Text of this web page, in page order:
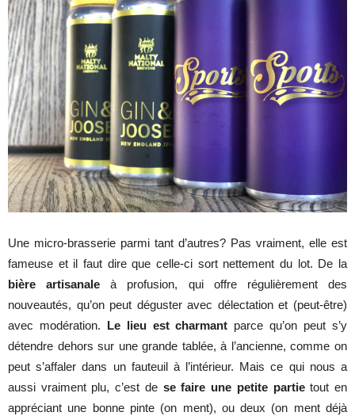
Une micro-brasserie parmi tant d’autres? Pas vraiment, elle est
fameuse et il faut dire que celle-ci sort nettement du lot. De la
bière artisanale à profusion, qui offre régulièrement des
nouveautés, qu’on peut déguster avec délectation et (peut-être)
avec modération. Le lieu est charmant parce qu’on peut s’y
détendre dehors sur une grande tablée, à l’ancienne, comme on
peut s’affaler dans un fauteuil à l’intérieur. Mais ce qui nous a
aussi vraiment plu, c’est de se faire une petite partietout en
appréciant une bonne pinte (on ment), ou deux (on ment déjà